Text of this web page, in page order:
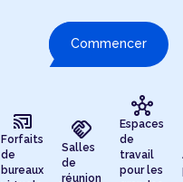
Commencer
cast_connected
Forfaits
de
bureaux
handshake
Salles
de
réunion
hub
Espaces
de
travail
pour les